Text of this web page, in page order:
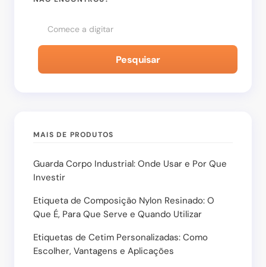
Pesquisar
MAIS DE PRODUTOS
Guarda Corpo Industrial: Onde Usar e Por Que
Investir
Etiqueta de Composição Nylon Resinado: O
Que É, Para Que Serve e Quando Utilizar
Etiquetas de Cetim Personalizadas: Como
Escolher, Vantagens e Aplicações